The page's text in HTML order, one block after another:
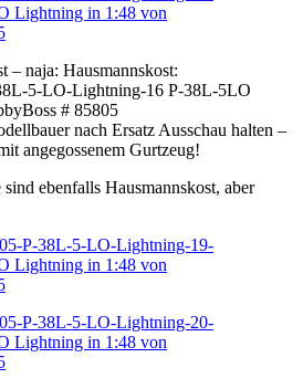
– naja: Hausmannskost:
nach Ersatz Ausschau halten –
angegossenem Gurtzeug!
ebenfalls Hausmannskost, aber